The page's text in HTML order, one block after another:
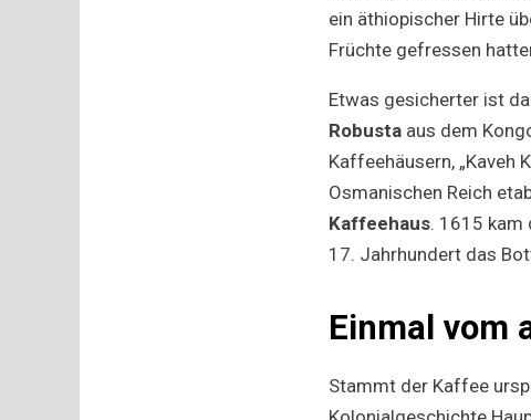
ein äthiopischer Hirte
Früchte gefressen
Etwas gesicherter ist
Robusta aus dem
Kaffeehäusern, „Kaveh
Osmanischen Reich
Kaffeehaus. 1615 kam
17. Jahrhundert das
Einmal vom
Stammt der Kaffee